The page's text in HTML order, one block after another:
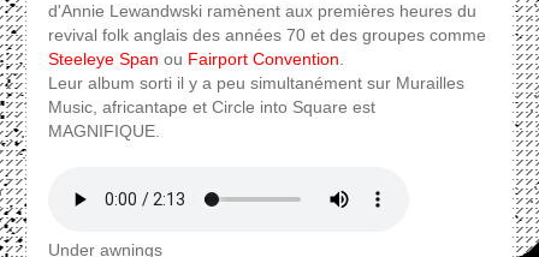
d'Annie Lewandwski ramènent aux premières heures du
revival folk anglais des années 70 et des groupes comme
Steeleye Span ou Fairport Convention.
Leur album sorti il y a peu simultanément sur Murailles
Music, africantape et Circle into Square est
MAGNIFIQUE.
Under awnings